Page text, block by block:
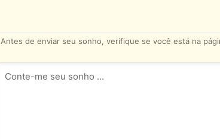
Antes de enviar seu sonho, verifique se você está na